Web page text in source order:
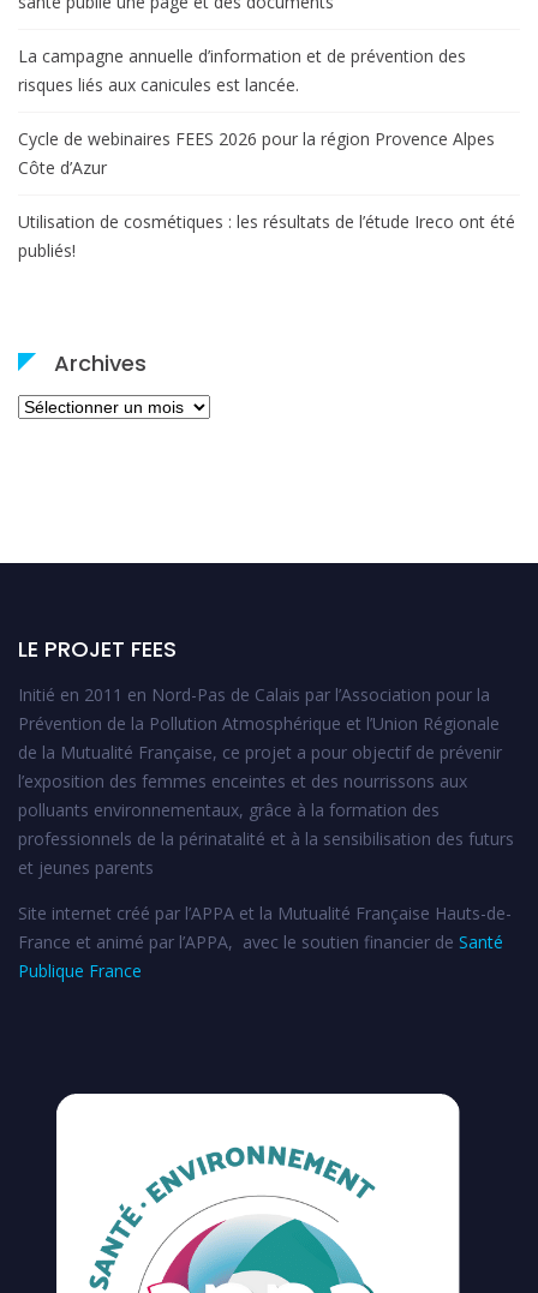
La campagne annuelle d’information et de prévention des
risques liés aux canicules est lancée.
Cycle de webinaires FEES 2026 pour la région Provence Alpes
Côte d’Azur
Utilisation de cosmétiques : les résultats de l’étude Ireco ont été
publiés!
Archives
Archives
LE PROJET FEES
Initié en 2011 en Nord-Pas de Calais par l’Association pour la
Prévention de la Pollution Atmosphérique et l’Union Régionale
de la Mutualité Française, ce projet a pour objectif de prévenir
l’exposition des femmes enceintes et des nourrissons aux
polluants environnementaux, grâce à la formation des
professionnels de la périnatalité et à la sensibilisation des futurs
et jeunes parents
Site internet créé par l’APPA et la Mutualité Française Hauts-de-
France et animé par l’APPA, avec le soutien financier de Santé
Publique France